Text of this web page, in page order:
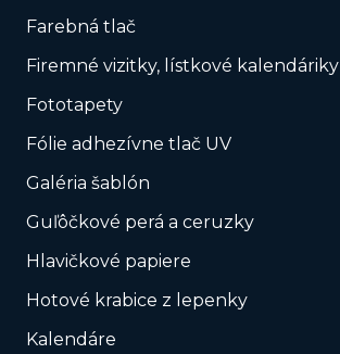
Farebná tlač
Firemné vizitky, lístkové kalendáriky
Fototapety
Fólie adhezívne tlač UV
Galéria šablón
Guľôčkové perá a ceruzky
Hlavičkové papiere
Hotové krabice z lepenky
Kalendáre